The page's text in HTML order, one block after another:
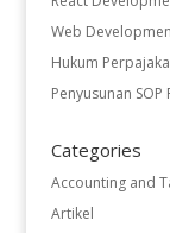
Web
Hukum
Penyusunan
Categories
Accounting and
Artikel